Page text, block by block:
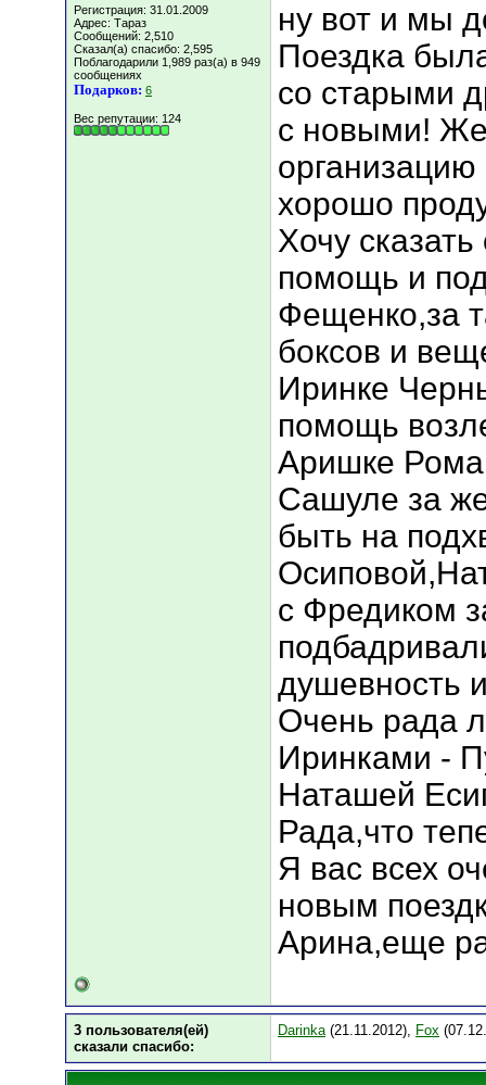
Регистрация: 31.01.2009
Адрес: Тараз
Сообщений: 2,510
Сказал(а) спасибо: 2,595
Поблагодарили 1,989 раз(а) в 949
сообщениях
Подарков: 6
Вес репутации: 124
ну вот и мы
Поездка
со старыми
с новыми!
хорошо
Хочу
помощь и
Фещенко,за
боксов и
Иринке
помощь
Аришке
Сашуле за
быть на
с Фредиком
душевность
Очень рада
Иринками -
Наташей
Рада,что
Я вас всех
новым
Арина,еще
3 пользователя(ей)
сказали cпасибо:
Darinka(21.11.2012), Fox